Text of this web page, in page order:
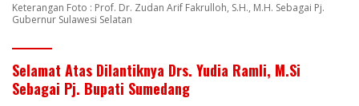
Keterangan Foto : Prof. Dr. Zudan Arif Fakrulloh, S.H., M.H. Sebagai Pj.
Gubernur Sulawesi Selatan
Selamat Atas Dilantiknya Drs. Yudia Ramli, M.Si
Sebagai Pj. Bupati Sumedang